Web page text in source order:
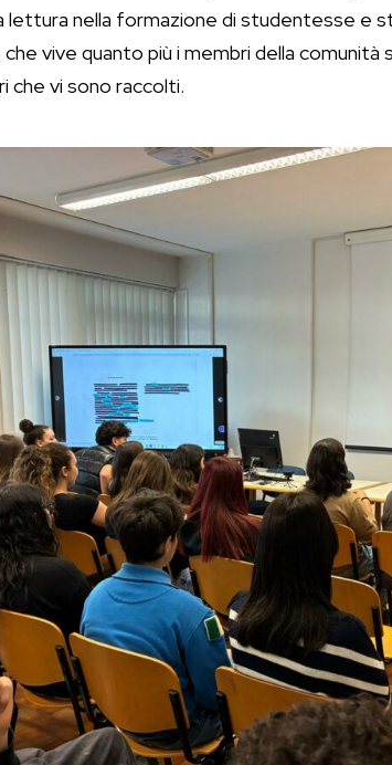
lettura nella formazione di studentesse e
vive quanto più i membri della comunità
che vi sono raccolti.